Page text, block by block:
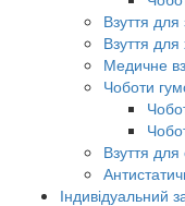
Взуття
Взуття
Медичне
Чоботи
Взуття для
Індивідуальний